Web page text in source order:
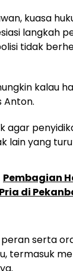
kuasa
langkah
tidak
kalau
Anton.
agar
lain yang
Pembagian
di
peran serta
termasuk